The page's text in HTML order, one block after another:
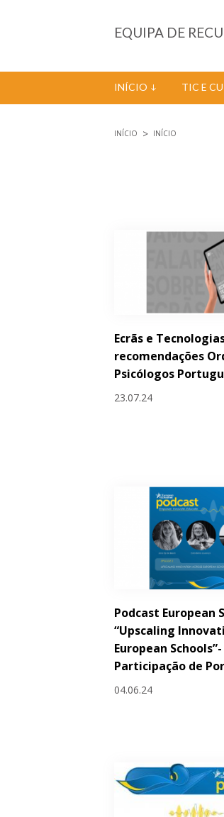
EQUIPA DE
INÍCIO TIC E
INÍCIO INÍCIO
Ecrãs e
recomendações
Psicólogos
23.07.24
Podcast European
“Upscaling
European Schools”-
Participação de
04.06.24